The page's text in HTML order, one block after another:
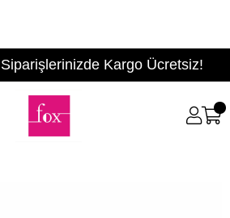
Kargo Ücretsiz!